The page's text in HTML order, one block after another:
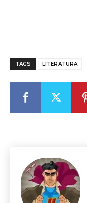
TAGS LITERATURA